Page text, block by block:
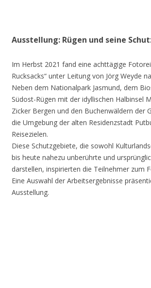
Ausstellung: Rügen und seine
Im Herbst 2021 fand eine achttägige
Rucksacks“ unter Leitung von Jörg Weyde
Neben dem Nationalpark Jasmund, dem
Südost-Rügen mit der idyllischen Halbinsel
Zicker Bergen und den Buchenwäldern der
die Umgebung der alten Residenzstadt
Reisezielen.
Diese Schutzgebiete, die sowohl
bis heute nahezu unberührte und
darstellen, inspirierten die Teilnehmer zum
Eine Auswahl der Arbeitsergebnisse
Ausstellung.